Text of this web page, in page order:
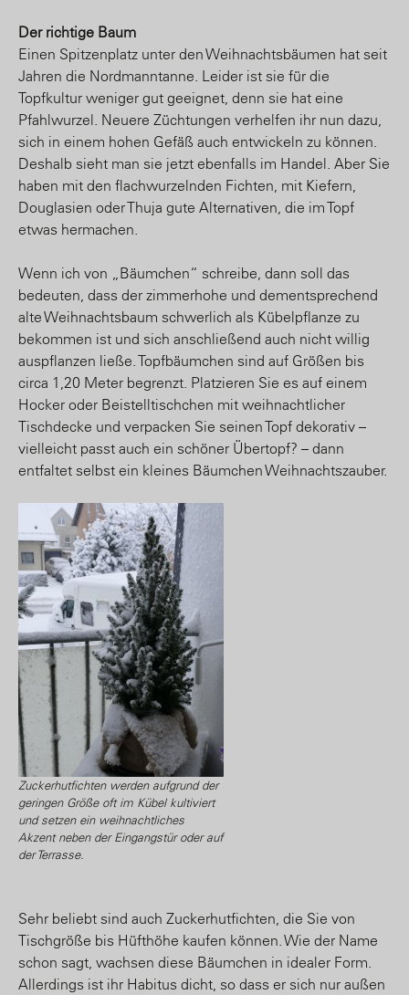
Der richtige Baum
Einen Spitzenplatz unter den Weihnachtsbäumen hat seit
Jahren die Nordmanntanne. Leider ist sie für die
Topfkultur weniger gut geeignet, denn sie hat eine
Pfahlwurzel. Neuere Züchtungen verhelfen ihr nun dazu,
sich in einem hohen Gefäß auch entwickeln zu können.
Deshalb sieht man sie jetzt ebenfalls im Handel. Aber Sie
haben mit den flachwurzelnden Fichten, mit Kiefern,
Douglasien oder Thuja gute Alternativen, die im Topf
etwas hermachen.
Wenn ich von „Bäumchen“ schreibe, dann soll das
bedeuten, dass der zimmerhohe und dementsprechend
alte Weihnachtsbaum schwerlich als Kübelpflanze zu
bekommen ist und sich anschließend auch nicht willig
auspflanzen ließe. Topfbäumchen sind auf Größen bis
circa 1,20 Meter begrenzt. Platzieren Sie es auf einem
Hocker oder Beistelltischchen mit weihnachtlicher
Tischdecke und verpacken Sie seinen Topf dekorativ –
vielleicht passt auch ein schöner Übertopf? – dann
entfaltet selbst ein kleines Bäumchen Weihnachtszauber.
Zuckerhutfichten werden aufgrund der
geringen Größe oft im Kübel kultiviert
und setzen ein weihnachtliches
Akzent neben der Eingangstür oder auf
der Terrasse.
Sehr beliebt sind auch Zuckerhutfichten, die Sie von
Tischgröße bis Hüfthöhe kaufen können. Wie der Name
schon sagt, wachsen diese Bäumchen in idealer Form.
Allerdings ist ihr Habitus dicht, so dass er sich nur außen